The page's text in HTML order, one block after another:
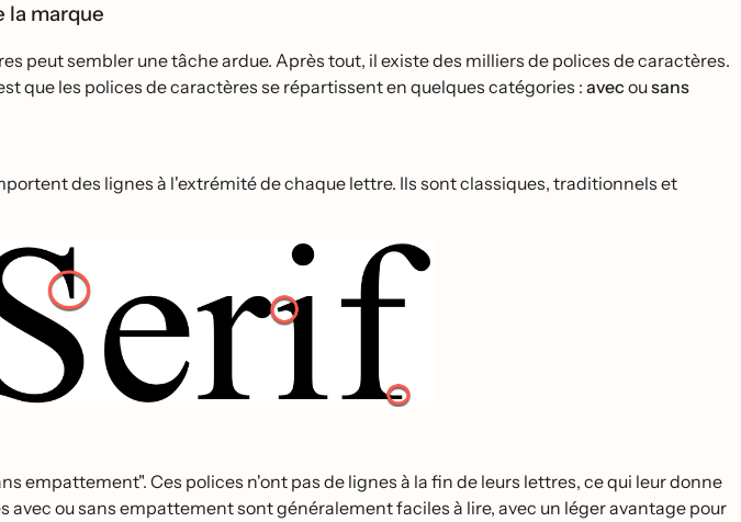
la marque
peut sembler une tâche ardue. Après tout, il existe des milliers de polices de caractères.
que les polices de caractères se répartissent en quelques catégories : avec ousans
des lignes à l'extrémité de chaque lettre. Ils sont classiques, traditionnels et
empattement". Ces polices n'ont pas de lignes à la fin de leurs lettres, ce qui leur donne
avec ou sans empattement sont généralement faciles à lire, avec un léger avantage pour